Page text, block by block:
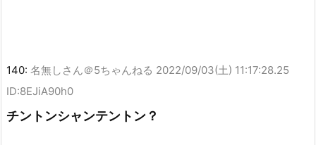
140: 名無しさん＠5ちゃんねる 2022/09/03(土) 11:17:28.25
ID:8EJiA90h0
チントンシャンテントン？